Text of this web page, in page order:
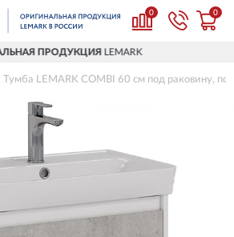
0 0
LEMARK
Тумба LEMARK COMBI 60 см под раковину,